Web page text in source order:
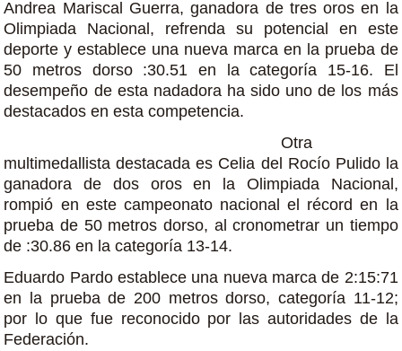
Andrea Mariscal Guerra, ganadora de tres oros en la
Olimpiada Nacional, refrenda su potencial en este
deporte y establece una nueva marca en la prueba de
50 metros dorso :30.51 en la categoría 15-16. El
desempeño de esta nadadora ha sido uno de los más
destacados en esta competencia.
Otra
multimedallista destacada es Celia del Rocío Pulido la
ganadora de dos oros en la Olimpiada Nacional,
rompió en este campeonato nacional el récord en la
prueba de 50 metros dorso, al cronometrar un tiempo
de :30.86 en la categoría 13-14.
Eduardo Pardo establece una nueva marca de 2:15:71
en la prueba de 200 metros dorso, categoría 11-12;
por lo que fue reconocido por las autoridades de la
Federación.